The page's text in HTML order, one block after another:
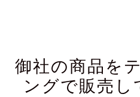
御社の商品を
ングで販売